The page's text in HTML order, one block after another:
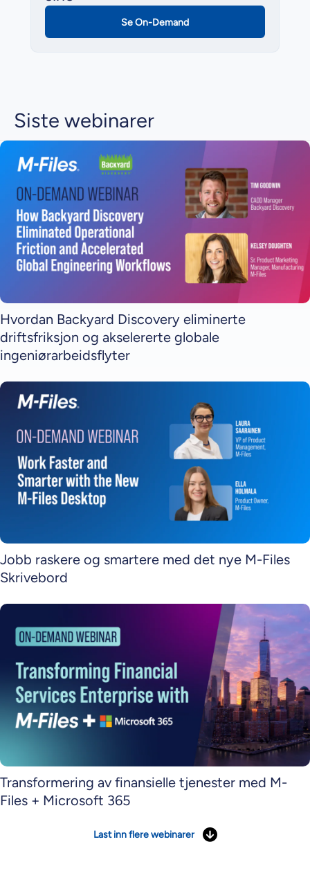
Se On-Demand
Siste webinarer
Hvordan Backyard Discovery eliminerte
driftsfriksjon og akselererte globale
ingeniørarbeidsflyter
Jobb raskere og smartere med det nye M-Files
Skrivebord
Transformering av finansielle tjenester med M-
Files + Microsoft 365
Last inn flere webinarer